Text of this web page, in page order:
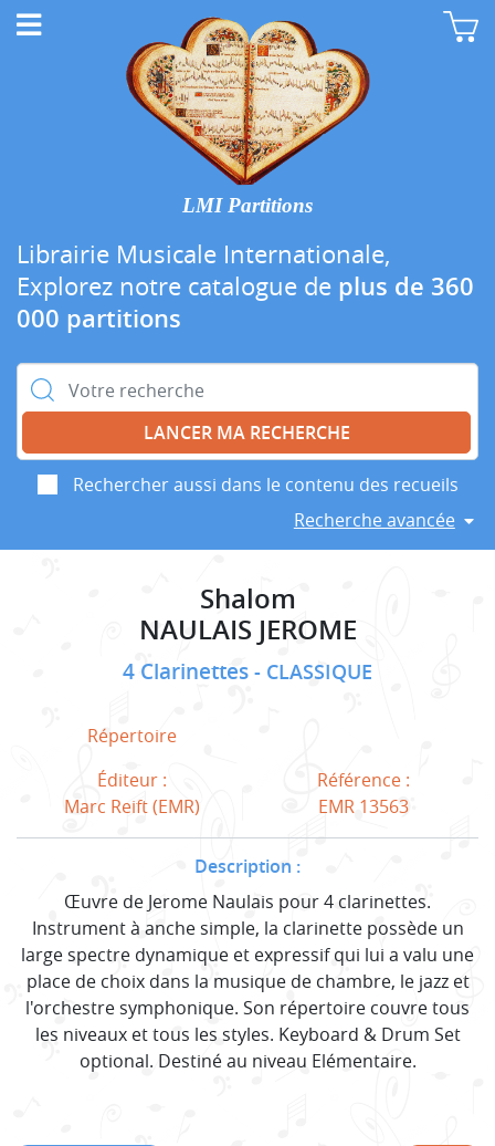
LMI Partitions
Librairie Musicale Internationale,
Explorez notre catalogue de plus de 360
000 partitions
Rechercher :
Rechercher aussi dans le contenu des recueils
Recherche avancée
Shalom
NAULAIS JEROME
4 Clarinettes CLASSIQUE
Répertoire
Éditeur :
Marc Reift (EMR)
Référence :
EMR 13563
Description :
Œuvre de Jerome Naulais pour 4 clarinettes.
Instrument à anche simple, la clarinette possède un
large spectre dynamique et expressif qui lui a valu une
place de choix dans la musique de chambre, le jazz et
l'orchestre symphonique. Son répertoire couvre tous
les niveaux et tous les styles. Keyboard & Drum Set
optional. Destiné au niveau Elémentaire.